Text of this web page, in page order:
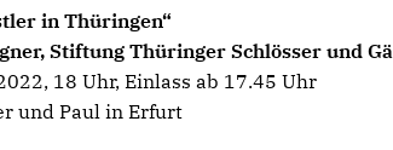
in Thüringen“
Stiftung Thüringer Schlösser und
18 Uhr, Einlass ab 17.45 Uhr
und Paul in Erfurt